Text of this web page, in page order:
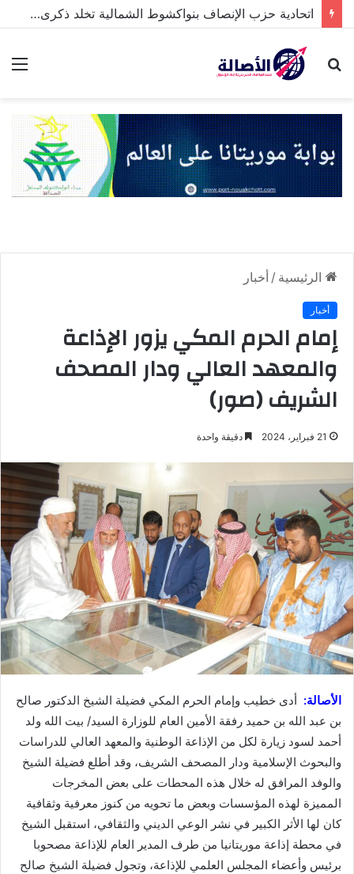
اتحادية حزب الإنصاف بنواكشوط الشمالية تخلد ذكرى تنصيب رئيس الجمهورية
بحث
الرئيسية / أخبار
أخبار
إمام الحرم المكي يزور الإذاعة
والمعهد العالي ودار المصحف
الشريف (صور)
21 فبراير، 2024 دقيقة واحدة
الأصالة: أدى خطيب وإمام الحرم المكي فضيلة الشيخ الدكتور صالح
بن عبد الله بن حميد رفقة الأمين العام للوزارة السيد/ بيت الله ولد
أحمد لسود زيارة لكل من الإذاعة الوطنية والمعهد العالي للدراسات
والبحوث الإسلامية ودار المصحف الشريف، وقد أطلع فضيلة الشيخ
والوفد المرافق له خلال هذه المحطات على بعض المخرجات
المميزة لهذه المؤسسات وبعض ما تحويه من كنوز معرفية وثقافية
كان لها الأثر الكبير في نشر الوعي الديني والثقافي، استقبل الشيخ
في محطة إذاعة موريتانيا من طرف المدير العام للإذاعة مصحوبا
برئيس وأعضاء المجلس العلمي للإذاعة، وتجول فضيلة الشيخ صالح